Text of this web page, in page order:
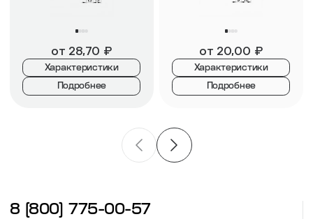
от 28,70 ₽
Характеристики
Подробнее
от 20,00 ₽
Характеристики
Подробнее
8 (800) 775-00-57